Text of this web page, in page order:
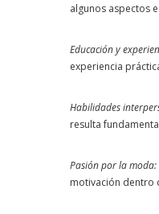
algunos aspectos
Educación y
experiencia
Habilidades
resulta
Pasión por la moda:
motivación dentro